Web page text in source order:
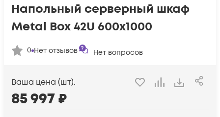
Напольный серверный шкаф
Metal Box 42U 600х1000
0 Нет отзывов Нет вопросов
Ваша цена (шт):
85 997₽